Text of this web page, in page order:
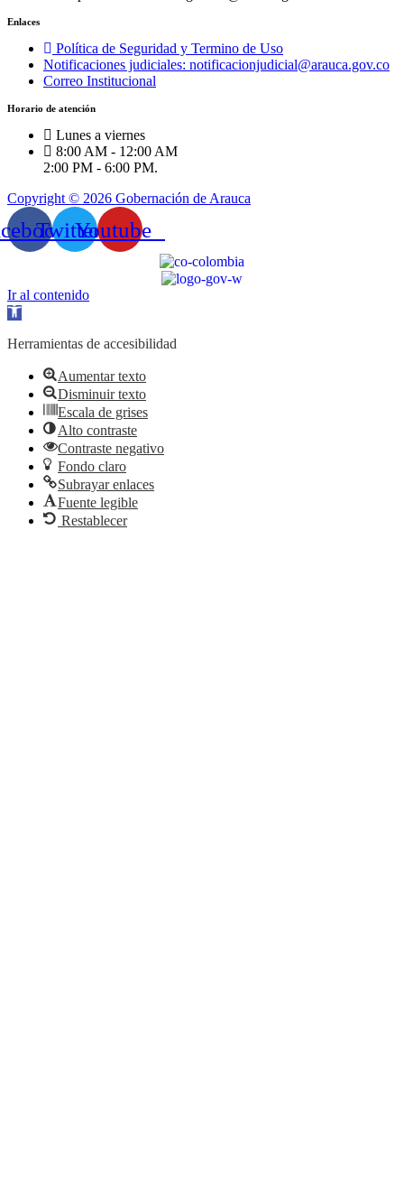
Enlaces
Política de Seguridad y Termino de Uso
Notificaciones judiciales: notificacionjudicial@arauca.gov.co
Correo Institucional
Horario de atención
Lunes a viernes
8:00 AM - 12:00 AM
2:00 PM - 6:00 PM.
Copyright © 2026 Gobernación de Arauca
TwitterYoutube
Ir al contenido
Abrir
de
Herramientas de accesibilidad
Aumentar texto
Disminuir texto
Escala de grises
Alto contraste
Contraste negativo
Fondo claro
Subrayar enlaces
Fuente legible
Restablecer